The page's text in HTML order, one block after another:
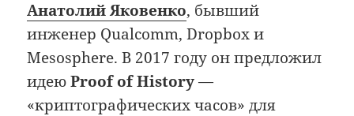
Анатолий Яковенко, бывший
инженер Qualcomm, Dropbox и
Mesosphere. В 2017 году он предложил
идеюProof of History—
«криптографических часов» для